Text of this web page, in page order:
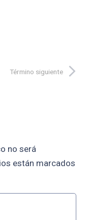
Término siguiente
no será
están marcados